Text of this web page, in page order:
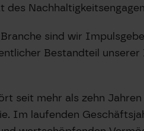
sind wir
Bestandteil unserer
seit mehr als zehn
Im laufenden